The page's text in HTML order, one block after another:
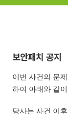
보안패치 공지
이번 사건의 문
하여 아래와 같
당사는 사건 이